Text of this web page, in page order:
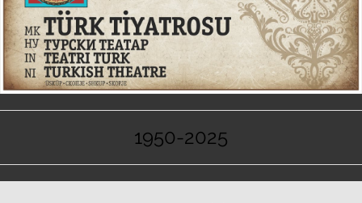
1950-2025